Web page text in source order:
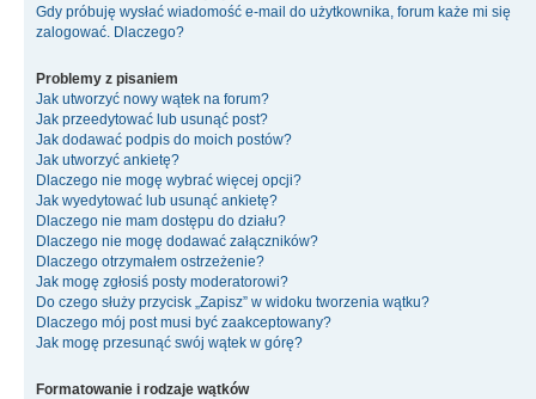
Gdy próbuję wysłać wiadomość e-mail do użytkownika, forum każe mi się
zalogować. Dlaczego?
Problemy z pisaniem
Jak utworzyć nowy wątek na forum?
Jak przeedytować lub usunąć post?
Jak dodawać podpis do moich postów?
Jak utworzyć ankietę?
Dlaczego nie mogę wybrać więcej opcji?
Jak wyedytować lub usunąć ankietę?
Dlaczego nie mam dostępu do działu?
Dlaczego nie mogę dodawać załączników?
Dlaczego otrzymałem ostrzeżenie?
Jak mogę zgłosiś posty moderatorowi?
Do czego służy przycisk „Zapisz” w widoku tworzenia wątku?
Dlaczego mój post musi być zaakceptowany?
Jak mogę przesunąć swój wątek w górę?
Formatowanie i rodzaje wątków